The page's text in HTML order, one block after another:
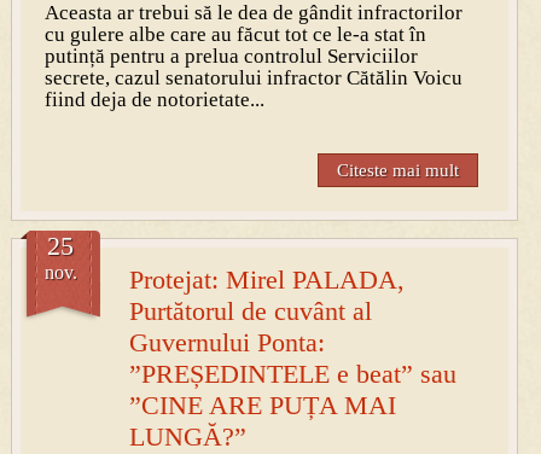
Aceasta ar trebui să le dea de gândit infractorilor
cu gulere albe care au făcut tot ce le-a stat în
putință pentru a prelua controlul Serviciilor
secrete, cazul senatorului infractor Cătălin Voicu
fiind deja de notorietate...
Citeste mai mult
Protejat: Mirel PALADA,
Purtătorul de cuvânt al
Guvernului Ponta:
”PREȘEDINTELE e beat” sau
”CINE ARE PUȚA MAI
LUNGĂ?”
25
nov.